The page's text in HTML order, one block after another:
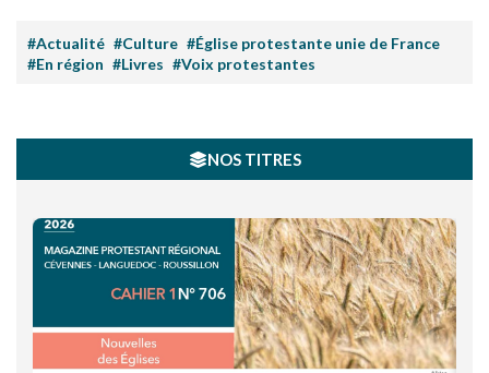
#Actualité #Culture #Église protestante unie de France
#En région #Livres #Voix protestantes
NOS TITRES